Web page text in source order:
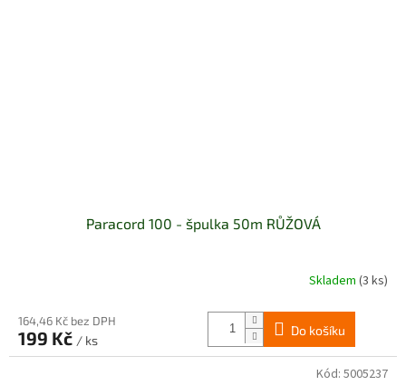
Paracord 100 - špulka 50m RŮŽOVÁ
Skladem (3 ks)
164,46 Kč bez DPH
199 Kč / ks
Do košíku
Kód: 5005237